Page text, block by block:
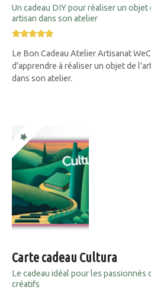
Un cadeau DIY pour réaliser un objet
artisan dans son atelier
Le Bon Cadeau Atelier Artisanat
d'apprendre à réaliser un objet de
dans son atelier.
Carte cadeau Cultura
Le cadeau idéal pour les passionnés
créatifs